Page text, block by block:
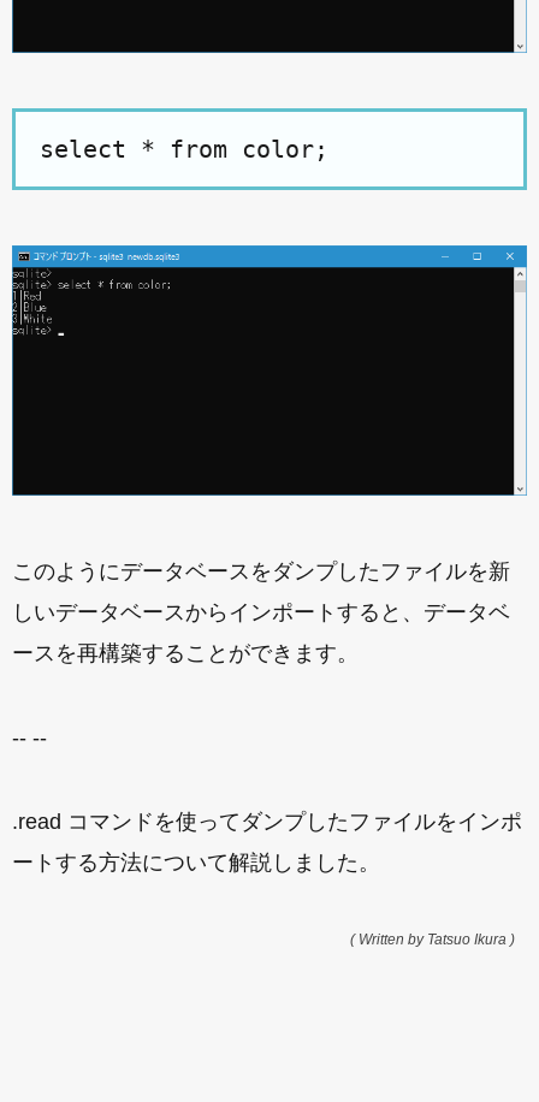
select * from color;
このようにデータベースをダンプしたファイルを新
しいデータベースからインポートすると、データベ
ースを再構築することができます。
-- --
.read コマンドを使ってダンプしたファイルをインポ
ートする方法について解説しました。
( Written by Tatsuo Ikura )